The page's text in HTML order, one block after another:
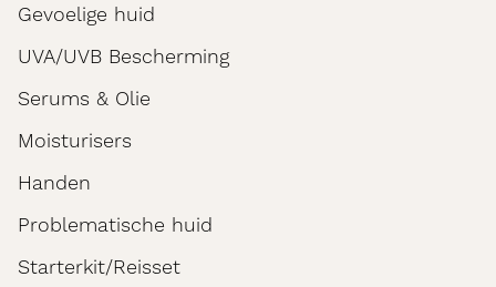
Gevoelige huid
UVA/UVB Bescherming
Serums & Olie
Moisturisers
Handen
Problematische huid
Starterkit/Reisset